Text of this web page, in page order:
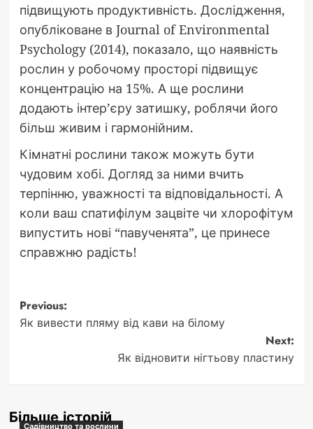
підвищують продуктивність. Дослідження,
опубліковане в Journal of Environmental
Psychology (2014), показало, що наявність
рослин у робочому просторі підвищує
концентрацію на 15%. А ще рослини
додають інтер’єру затишку, роблячи його
більш живим і гармонійним.
Кімнатні рослини також можуть бути
чудовим хобі. Догляд за ними вчить
терпінню, уважності та відповідальності. А
коли ваш спатифілум зацвіте чи хлорофітум
випустить нові “павученята”, це принесе
справжню радість!
Post
navigation
Previous:
Як вивести пляму від кави на білому
Next:
Як відновити нігтьову пластину
Більше історій
Садівництво та рослини